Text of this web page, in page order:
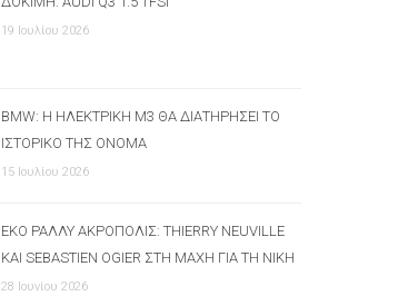
19 Ιουλίου 2026
BMW: Η ΗΛΕΚΤΡΙΚΉ M3 ΘΑ ΔΙΑΤΗΡΉΣΕΙ ΤΟ
ΙΣΤΟΡΙΚΌ ΤΗΣ ΌΝΟΜΑ
15 Ιουλίου 2026
ΕΚΟ ΡΆΛΛΥ ΑΚΡΌΠΟΛΙΣ: THIERRY NEUVILLE
ΚΑΙ SEBASTIEN OGIER ΣΤΗ ΜΆΧΗ ΓΙΑ ΤΗ ΝΊΚΗ
28 Ιουνίου 2026